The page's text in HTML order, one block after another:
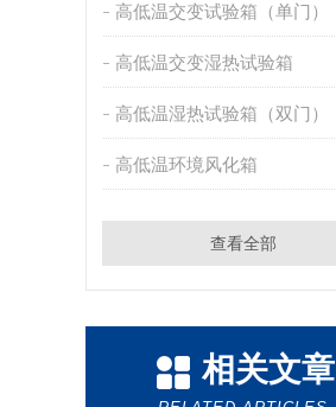
高低温交变试验箱（单门）
高低温交变湿热试验箱
高低温湿热试验箱（双门）
高低温环境风化箱
查看全部
相关文章